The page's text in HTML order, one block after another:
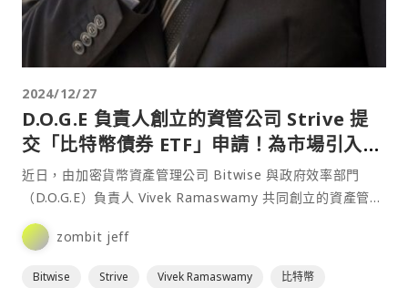
2024/12/27
D.O.G.E 負責人創立的資管公司 Strive 提
交「比特幣債券 ETF」申請！為市場引入新
型投資工具
近日，由加密貨幣資產管理公司 Bitwise 與政府效率部門
（D.O.G.E）負責人 Vivek Ramaswamy 共同創立的資產管理
公司 Strive 向美國監⋯
zombit jeff
Bitwise Strive Vivek Ramaswamy
比特幣